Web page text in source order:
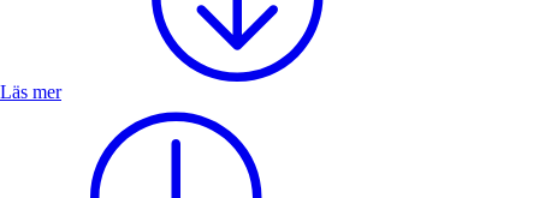
AxelkopplingarKulskruvar Skenstyrningar
Läs mer